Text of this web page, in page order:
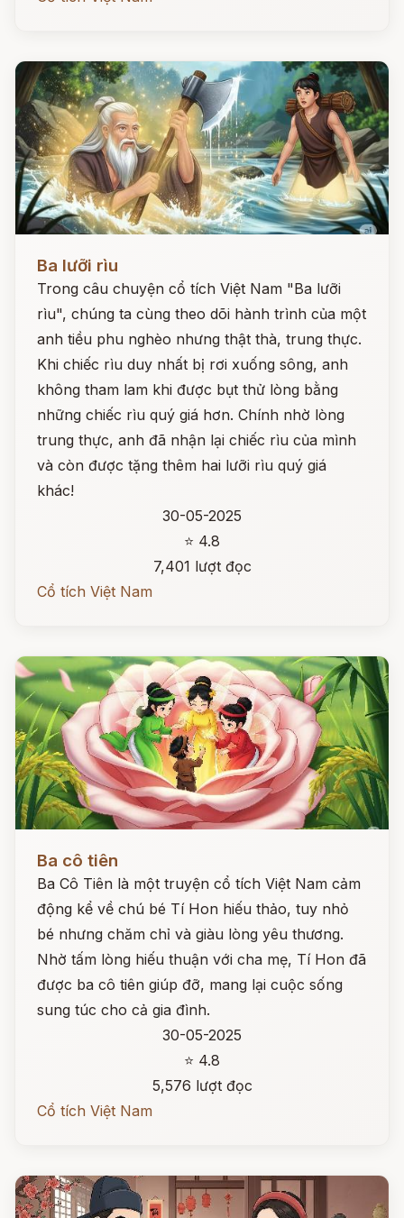
Ba lưỡi rìu
Trong câu chuyện cổ tích Việt Nam "Ba lưỡi
rìu", chúng ta cùng theo dõi hành trình của một
anh tiều phu nghèo nhưng thật thà, trung thực.
Khi chiếc rìu duy nhất bị rơi xuống sông, anh
không tham lam khi được bụt thử lòng bằng
những chiếc rìu quý giá hơn. Chính nhờ lòng
trung thực, anh đã nhận lại chiếc rìu của mình
và còn được tặng thêm hai lưỡi rìu quý giá
khác!
30-05-2025
⭐ 4.8
7,401 lượt đọc
Cổ tích Việt Nam
Ba cô tiên
Ba Cô Tiên là một truyện cổ tích Việt Nam cảm
động kể về chú bé Tí Hon hiếu thảo, tuy nhỏ
bé nhưng chăm chỉ và giàu lòng yêu thương.
Nhờ tấm lòng hiếu thuận với cha mẹ, Tí Hon đã
được ba cô tiên giúp đỡ, mang lại cuộc sống
sung túc cho cả gia đình.
30-05-2025
⭐ 4.8
5,576 lượt đọc
Cổ tích Việt Nam